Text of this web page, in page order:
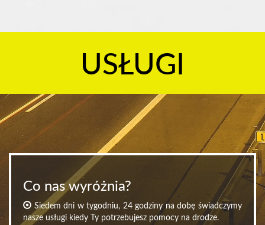
USŁUGI
Co nas wyróżnia?
Siedem dni w tygodniu, 24 godziny na dobę świadczymy
nasze usługi kiedy Ty potrzebujesz pomocy na drodze.